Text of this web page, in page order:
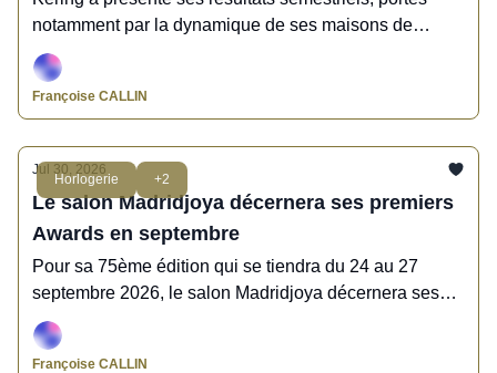
notamment par la dynamique de ses maisons de
joaillerie regroupées au sein de Kering Jewelry.
Françoise CALLIN
Horlogerie +2
Jul 30, 2026
Le salon Madridjoya décernera ses premiers
Awards en septembre
Pour sa 75ème édition qui se tiendra du 24 au 27
septembre 2026, le salon Madridjoya décernera ses
premiers Awards aux professionnels de la bijouterie,
de la joaillerie et de l'horlogerie.
Françoise CALLIN